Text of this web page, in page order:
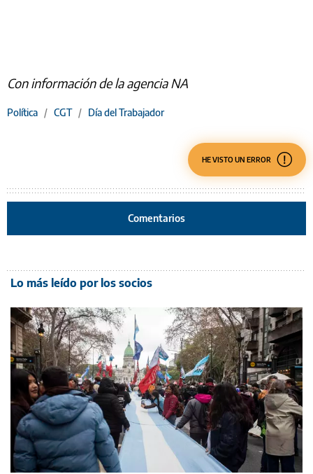
Con información de la agencia NA
Política / CGT / Día del Trabajador
HE VISTO UN ERROR
Comentarios
Lo más leído por los socios